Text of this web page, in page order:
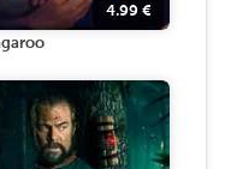
4.99 €